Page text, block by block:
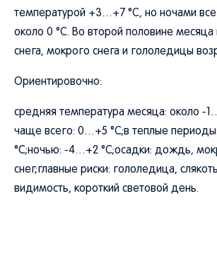
температурой +3…+7 °C, но ночами
около 0 °C. Во второй половине месяца
снега, мокрого снега и гололедицы
Ориентировочно:
средняя температура месяца: около -
чаще всего: 0…+5 °C;в теплые
°C;ночью: -4…+2 °C;осадки: дождь,
снег;главные риски: гололедица,
видимость, короткий световой день.